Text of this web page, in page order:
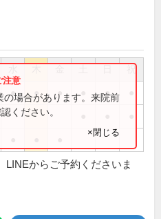
祝
● ● ● ●
場合があります。来院前
ください。
×閉じる
LINEからご予約くださいま